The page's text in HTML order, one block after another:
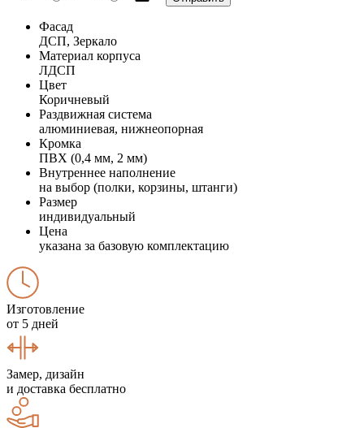
Фасад
ДСП, Зеркало
Материал корпуса
ЛДСП
Цвет
Коричневый
Раздвижная система
алюминиевая, нижнеопорная
Кромка
ПВХ (0,4 мм, 2 мм)
Внутреннее наполнение
на выбор (полки, корзины, штанги)
Размер
индивидуальный
Цена
указана за базовую комплектацию
Изготовление
от 5 дней
Замер, дизайн
и доставка бесплатно